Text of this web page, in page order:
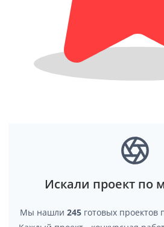
Искали проект по
Мы нашли 245готовых проектов